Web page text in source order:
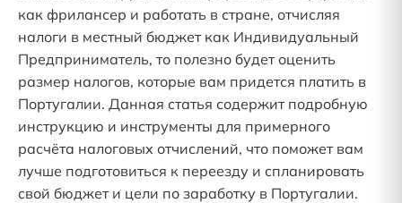
как фрилансер и работать в стране, отчисляя
налоги в местный бюджет как Индивидуальный
Предприниматель, то полезно будет оценить
размер налогов, которые вам придется платить в
Португалии. Данная статья содержит подробную
инструкцию и инструменты для примерного
расчёта налоговых отчислений, что поможет вам
лучше подготовиться к переезду и спланировать
свой бюджет и цели по заработку в Португалии.